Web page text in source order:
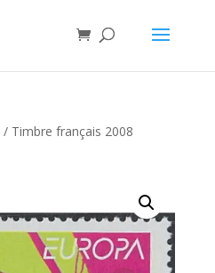
/ Timbre français 2008